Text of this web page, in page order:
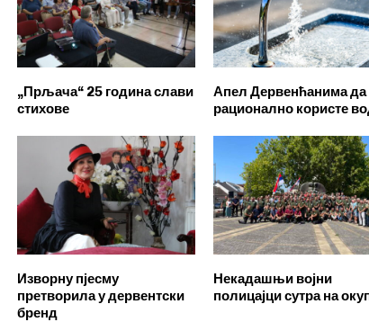
„Прљача“ 25 година слави
стихове
Апел Дервенћанима да
рационално користе
Изворну пјесму
претворила у дервентски
бренд
Некадашњи војни
полицајци сутра на